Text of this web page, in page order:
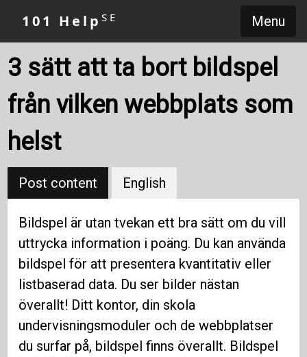
Menu
101 Help SE
3 sätt att ta bort bildspel
från vilken webbplats som
helst
Post content English
Bildspel är utan tvekan ett bra sätt om du vill
uttrycka information i poäng. Du kan använda
bildspel för att presentera kvantitativ eller
listbaserad data. Du ser bilder nästan
överallt! Ditt kontor, din skola
undervisningsmoduler och de webbplatser
du surfar på, bildspel finns överallt. Bildspel